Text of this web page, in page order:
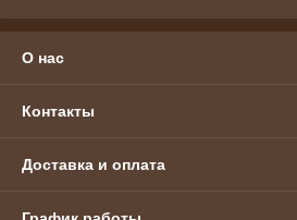
О нас
Контакты
Доставка и оплата